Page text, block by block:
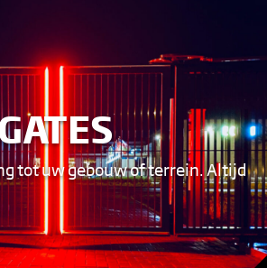
tot uw gebouw of terrein. Altijd